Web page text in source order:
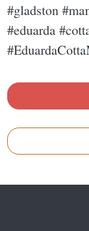
#gladston
#eduarda